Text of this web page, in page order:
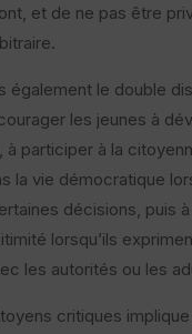
et de ne pas être
également le double
les jeunes à
à participer à la
la vie démocratique
décisions, puis
lorsqu’ils
les autorités ou les
critiques